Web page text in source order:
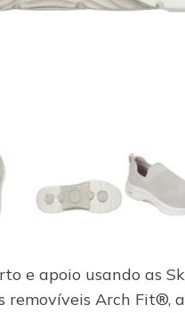
e apoio usando as
Arch Fit®,